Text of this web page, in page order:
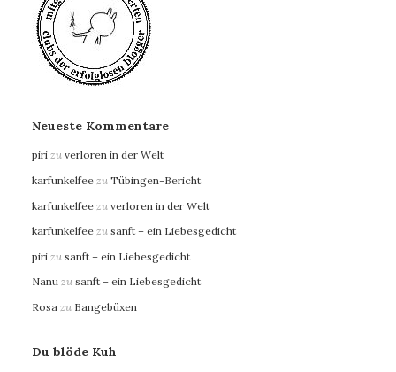
Neueste Kommentare
piri zu verloren in der Welt
karfunkelfee zu Tübingen-Bericht
karfunkelfee zu verloren in der Welt
karfunkelfee zu sanft – ein Liebesgedicht
piri zu sanft – ein Liebesgedicht
Nanu zu sanft – ein Liebesgedicht
Rosa zu Bangebüxen
Du blöde Kuh